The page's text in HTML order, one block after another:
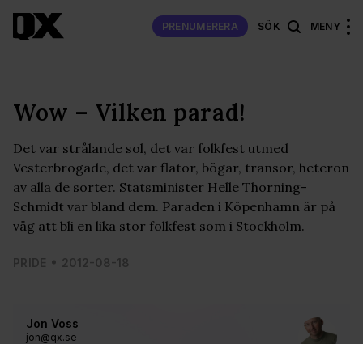
PRENUMERERA SÖK MENY
Jon Voss
jon@qx.se
Wow – Vilken parad!
Det var strålande sol, det var folkfest utmed
Vesterbrogade, det var flator, bögar, transor, heteron
av alla de sorter. Statsminister Helle Thorning-
Schmidt var bland dem. Paraden i Köpenhamn är på
väg att bli en lika stor folkfest som i Stockholm.
PRIDE 2012-08-18